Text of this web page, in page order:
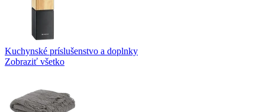
Kuchynské príslušenstvo a doplnky
Zobraziť všetko